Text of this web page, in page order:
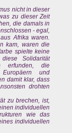
nicht in dieser
zu dieser Zeit
die damals in
- egal,
Afrika waren.
kam, waren die
spielte keine
Solidarität
erfunden, die
Europäern und
damit klar, dass
drohten
zu brechen, ist,
individuellen
wie das
individuellen